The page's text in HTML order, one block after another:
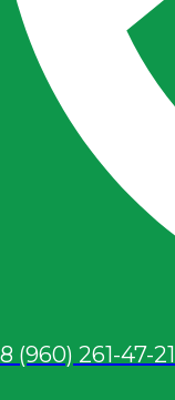
8 (960) 261-47-21